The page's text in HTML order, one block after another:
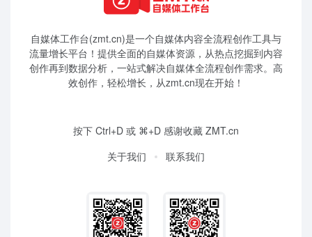
自媒体工作台(zmt.cn)是一个自媒体内容全流程创作工具与
流量增长平台！提供全面的自媒体资源，从热点挖掘到内容
创作再到数据分析，一站式解决自媒体全流程创作需求。高
效创作，轻松增长，从zmt.cn现在开始！
按下 Ctrl+D 或 ⌘+D 感谢收藏 ZMT.cn
关于我们
联系我们